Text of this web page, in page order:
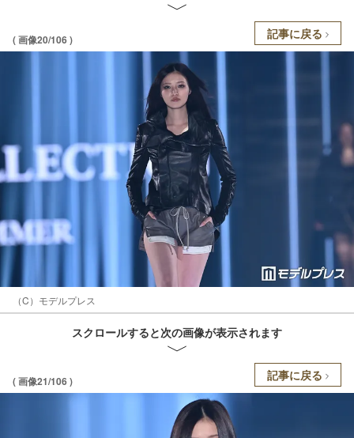
( 画像20/106 ) 記事に戻る
（C）モデルプレス
スクロールすると次の画像が表示されます
( 画像21/106 ) 記事に戻る